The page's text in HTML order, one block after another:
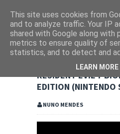
RESIDENT EVIL 7
EDITION (NINTENDO
NUNO MENDES
This site uses cookies from
and to analyze traffic. Your IP
shared with Google along with
metrics to ensure quality of
statistics, and to detect and
LEARN MORE